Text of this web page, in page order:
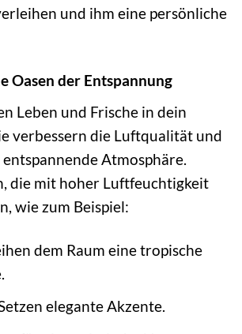
und ihm eine persönliche
Oasen der Entspannung
Leben und Frische in dein
verbessern die Luftqualität und
Atmosphäre.
die mit hoher Luftfeuchtigkeit
wie zum Beispiel:
dem Raum eine tropische
elegante Akzente.